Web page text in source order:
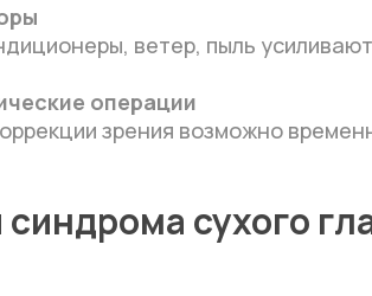
ветер, пыль
операции
зрения возможно
сухого